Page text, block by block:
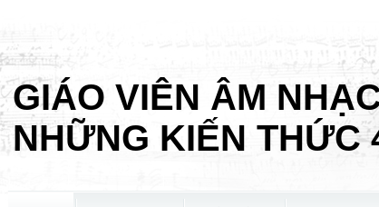
GIÁO VIÊN ÂM
NHỮNG KIẾN THỨC